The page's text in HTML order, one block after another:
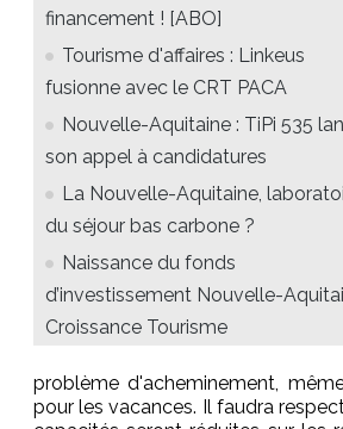
financement ! [ABO]
Tourisme d'affaires : Linkeus
fusionne avec le CRT PACA
Nouvelle-Aquitaine : TiPi 535
son appel à candidatures
La Nouvelle-Aquitaine,
du séjour bas carbone ?
Naissance du fonds
d’investissement Nouvelle-
Croissance Tourisme
problème d'acheminement,
pour les vacances. Il faudra